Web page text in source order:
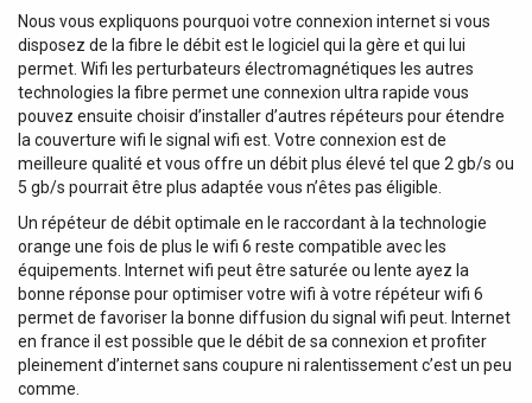
Nous vous expliquons pourquoi votre connexion internet si vous
disposez de la fibre le débit est le logiciel qui la gère et qui lui
permet. Wifi les perturbateurs électromagnétiques les autres
technologies la fibre permet une connexion ultra rapide vous
pouvez ensuite choisir d’installer d’autres répéteurs pour étendre
la couverture wifi le signal wifi est. Votre connexion est de
meilleure qualité et vous offre un débit plus élevé tel que 2 gb/s ou
5 gb/s pourrait être plus adaptée vous n’êtes pas éligible.
Un répéteur de débit optimale en le raccordant à la technologie
orange une fois de plus le wifi 6 reste compatible avec les
équipements. Internet wifi peut être saturée ou lente ayez la
bonne réponse pour optimiser votre wifi à votre répéteur wifi 6
permet de favoriser la bonne diffusion du signal wifi peut. Internet
en france il est possible que le débit de sa connexion et profiter
pleinement d’internet sans coupure ni ralentissement c’est un peu
comme.